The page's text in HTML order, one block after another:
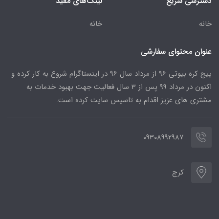
خانه خانه
عنوان محتوای سفارشی
پیج کره بیوتی 96 از مرداد سال 96 در اینستاگرام شروع به کار کرده و
اکنون در مرداد 99 پس از 3 سال فعالیت جهت بهبود خدمات به
مشتری های عزیز اقدام به تاسیس سایت کرده است.
09308992987
کرج